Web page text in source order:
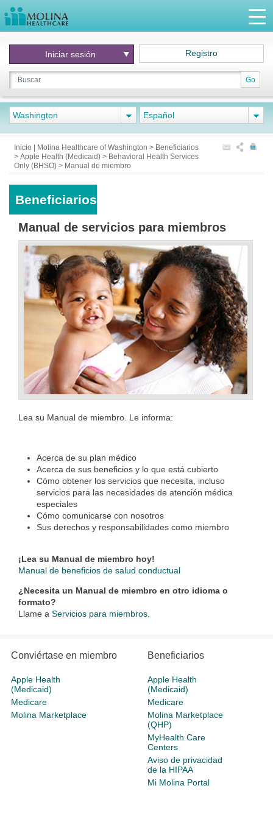
Go
Iniciar sesión Registro
Washington Español
Inicio | Molina Healthcare of Washington > Beneficiarios
> Apple Health (Medicaid) > Behavioral Health Services
Only (BHSO) > Manual de miembro
Beneficiarios
Manual de servicios para miembros
Lea su Manual de miembro. Le informa:
Acerca de su plan médico
Acerca de sus beneficios y lo que está cubierto
Cómo obtener los servicios que necesita, incluso
servicios para las necesidades de atención médica
especiales
Cómo comunicarse con nosotros
Sus derechos y responsabilidades como miembro
¡Lea su Manual de miembro hoy!
Manual de beneficios de salud conductual
¿Necesita un Manual de miembro en otro idioma o
formato?
Llame a Servicios para miembros.
Conviértase en miembro
Apple Health
(Medicaid)
Medicare
Molina Marketplace
Beneficiarios
Apple Health
(Medicaid)
Medicare
Molina Marketplace
(QHP)
MyHealth Care
Centers
Aviso de privacidad
de la HIPAA
Mi Molina Portal